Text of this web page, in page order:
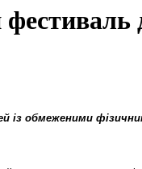
із обмеженими